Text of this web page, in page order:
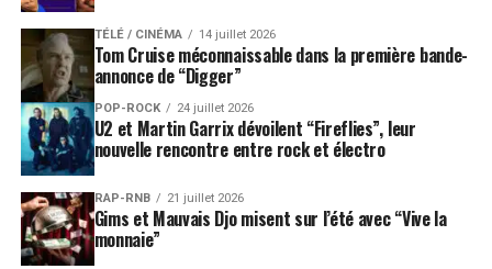
TÉLÉ / CINÉMA 14 juillet 2026
Tom Cruise méconnaissable dans la première bande-
annonce de “Digger”
POP-ROCK 24 juillet 2026
U2 et Martin Garrix dévoilent “Fireflies”, leur
nouvelle rencontre entre rock et électro
RAP-RNB 21 juillet 2026
Gims et Mauvais Djo misent sur l’été avec “Vive la
monnaie”